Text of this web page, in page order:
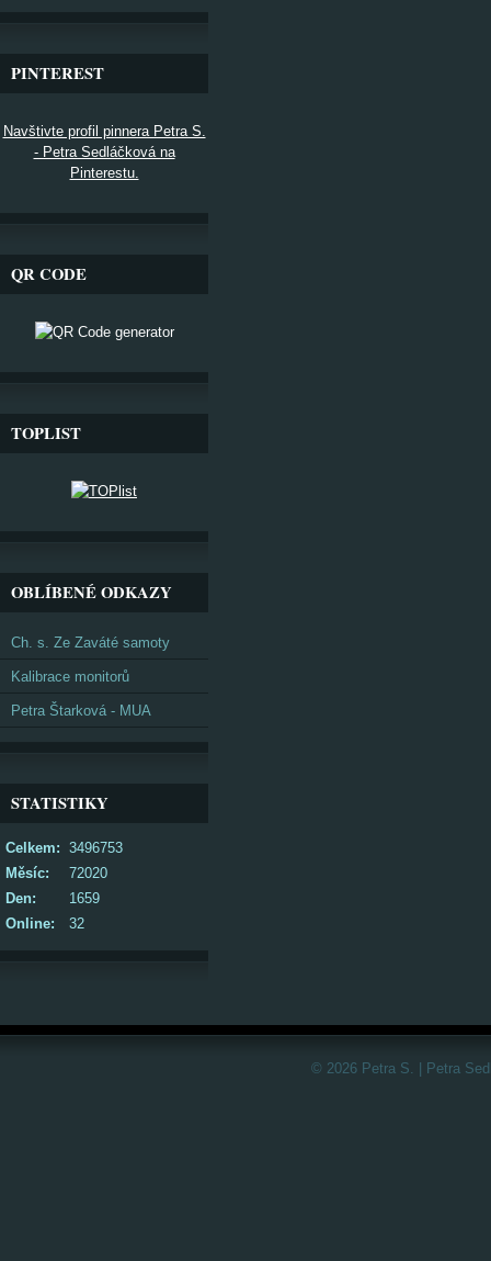
PINTEREST
Navštivte profil pinnera Petra S.
- Petra Sedláčková na
Pinterestu.
QR CODE
TOPLIST
OBLÍBENÉ ODKAZY
Ch. s. Ze Zaváté samoty
Kalibrace monitorů
Petra Štarková - MUA
STATISTIKY
Online: 32
Celkem: 3496753
Měsíc:
72020
Den:
1659
© 2026 Petra S. | Petra